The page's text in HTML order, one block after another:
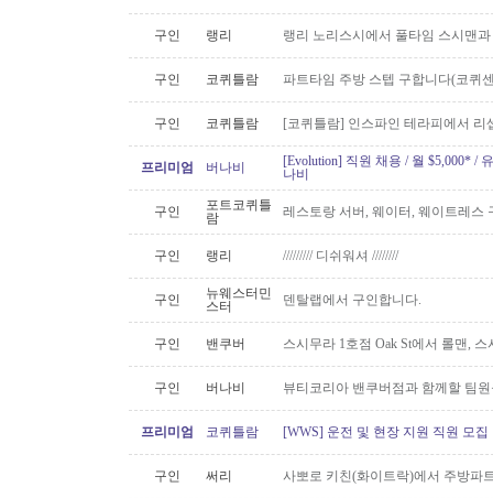
구인 랭리 랭리 노리스시에서 풀타임 스시맨
구인 코퀴틀람 파트타임 주방 스텝 구합니다(코퀴
구인 코퀴틀람 [코퀴틀람] 인스파인 테라피에서 리
프리미엄 버나비
[Evolution] 직원 채용 / 월 $5,000* /
나비
구인
포트코퀴틀
람
레스토랑 서버, 웨이터, 웨이트레스
구인 랭리 ///////// 디쉬워셔 ////////
구인
뉴웨스터민
스터
덴탈랩에서 구인합니다.
구인 밴쿠버 스시무라 1호점 Oak St에서 롤맨,
구인 버나비 뷰티코리아 밴쿠버점과 함께할 팀
프리미엄 코퀴틀람 [WWS] 운전 및 현장 지원 직원 모집
구인 써리 사뽀로 키친(화이트락)에서 주방파